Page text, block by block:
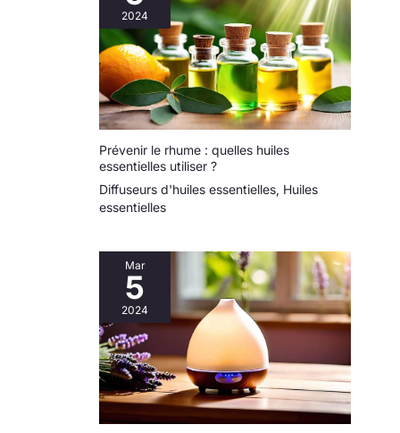
2024
Prévenir le rhume : quelles huiles
essentielles utiliser ?
Diffuseurs d'huiles essentielles, Huiles
essentielles
Mar
5
2024